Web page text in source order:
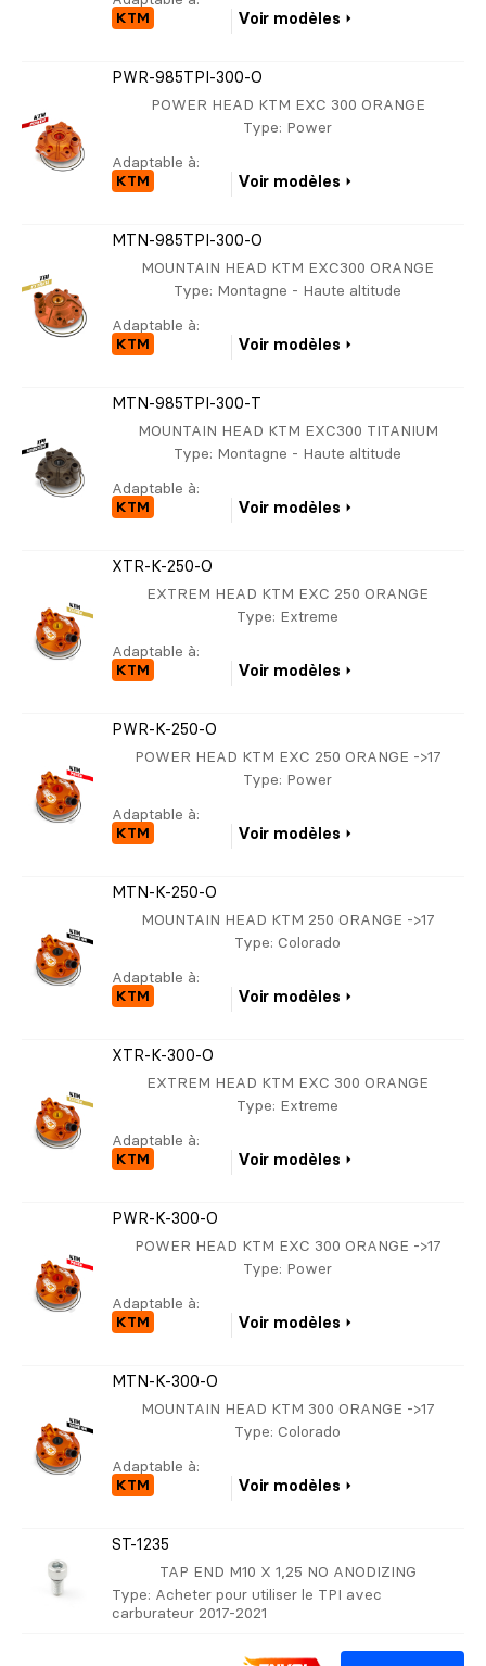
KTM
Voir modèles
PWR-985TPI-300-O
POWER HEAD KTM EXC 300 ORANGE
Type: Power
Adaptable à:
KTM
Voir modèles
MTN-985TPI-300-O
MOUNTAIN HEAD KTM EXC300 ORANGE
Type: Montagne - Haute altitude
Adaptable à:
KTM
Voir modèles
MTN-985TPI-300-T
MOUNTAIN HEAD KTM EXC300 TITANIUM
Type: Montagne - Haute altitude
Adaptable à:
KTM
Voir modèles
XTR-K-250-O
EXTREM HEAD KTM EXC 250 ORANGE
Type: Extreme
Adaptable à:
KTM
Voir modèles
PWR-K-250-O
POWER HEAD KTM EXC 250 ORANGE ->17
Type: Power
Adaptable à:
KTM
Voir modèles
MTN-K-250-O
MOUNTAIN HEAD KTM 250 ORANGE ->17
Type: Colorado
Adaptable à:
KTM
Voir modèles
XTR-K-300-O
EXTREM HEAD KTM EXC 300 ORANGE
Type: Extreme
Adaptable à:
KTM
Voir modèles
PWR-K-300-O
POWER HEAD KTM EXC 300 ORANGE ->17
Type: Power
Adaptable à:
KTM
Voir modèles
MTN-K-300-O
MOUNTAIN HEAD KTM 300 ORANGE ->17
Type: Colorado
Adaptable à:
KTM
Voir modèles
ST-1235
TAP END M10 X 1,25 NO ANODIZING
Type: Acheter pour utiliser le TPI avec
carburateur 2017-2021